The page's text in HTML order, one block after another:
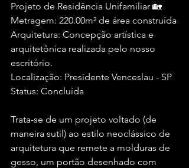
Projeto de Residência Unifamiliar 🏡
Metragem: 220.00m² de área construída
Arquitetura: Concepção artística e
arquitetônica realizada pelo nosso
escritório.
Localização: Presidente Venceslau - SP
Status: Concluída
Trata-se de um projeto voltado (de
maneira sutil) ao estilo neoclássico de
arquitetura que remete a molduras de
gesso, um portão desenhado com